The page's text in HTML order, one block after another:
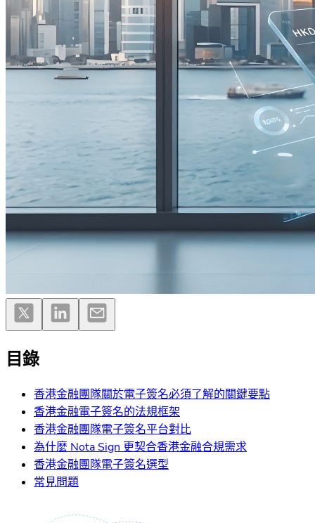
目錄
香港金融團隊關於電子簽名必須了解的關鍵要點
香港金融電子簽名的法規框架
香港金融團隊電子簽名平台對比
為什麼 Nota Sign 更契合香港金融合規需求
香港金融團隊電子簽名選型
常見問題